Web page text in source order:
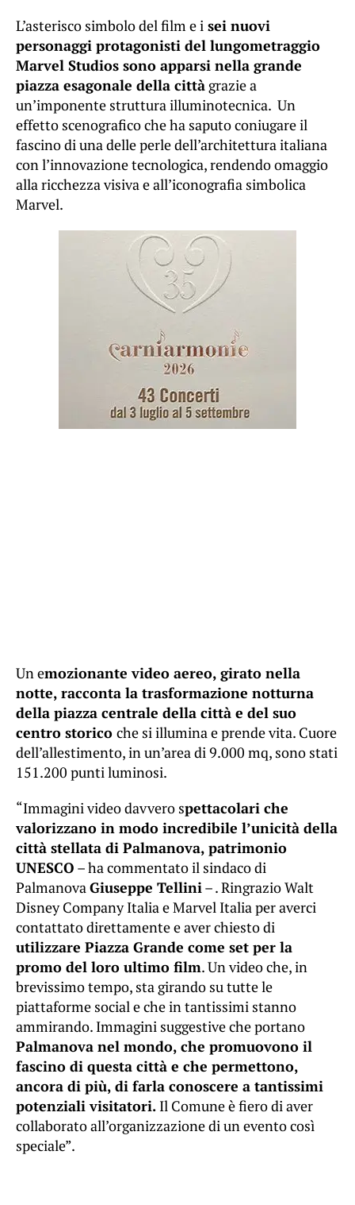
L’asterisco simbolo del film e i sei nuovi
personaggi protagonisti del lungometraggio
Marvel Studios sono apparsi nella grande
piazza esagonale della città grazie a
un’imponente struttura illuminotecnica. Un
effetto scenografico che ha saputo coniugare il
fascino di una delle perle dell’architettura italiana
con l’innovazione tecnologica, rendendo omaggio
alla ricchezza visiva e all’iconografia simbolica
Marvel.
Un emozionante video aereo, girato nella
notte, racconta la trasformazione notturna
della piazza centrale della città e del suo
centro storico che si illumina e prende vita. Cuore
dell’allestimento, in un’area di 9.000 mq, sono stati
151.200 punti luminosi.
“Immagini video davvero spettacolari che
valorizzano in modo incredibile l’unicità della
città stellata di Palmanova, patrimonio
UNESCO – ha commentato il sindaco di
Palmanova Giuseppe Tellini – . Ringrazio Walt
Disney Company Italia e Marvel Italia per averci
contattato direttamente e aver chiesto di
utilizzare Piazza Grande come set per la
promo del loro ultimo film. Un video che, in
brevissimo tempo, sta girando su tutte le
piattaforme social e che in tantissimi stanno
ammirando. Immagini suggestive che portano
Palmanova nel mondo, che promuovono il
fascino di questa città e che permettono,
ancora di più, di farla conoscere a tantissimi
potenziali visitatori. Il Comune è fiero di aver
collaborato all’organizzazione di un evento così
speciale”.